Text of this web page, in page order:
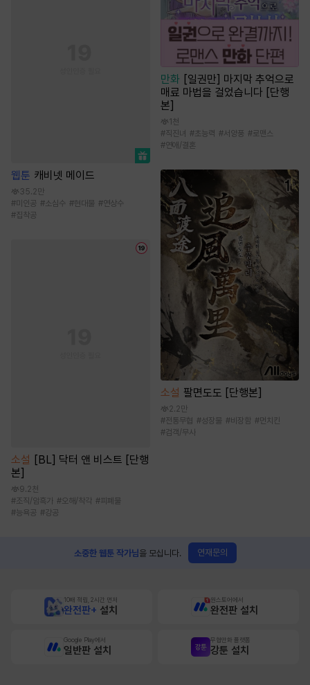
웹툰 캐비넷 메이드
35.2만
#미인공 #소심수 #현대물 #연상수
#집착공
소설
[BL] 닥터 앤 비스트 [단행
본]
9.2천
#조직/암흑가 #오해/착각 #피폐물
#능욕공 #강공
만화 [일권만] 마지막 추억으로
매료 마법을 걸었습니다 [단행
본]
1천
#직진녀 #초능력 #서양풍 #로맨스
#연애/결혼
소설 팔면도도 [단행본]
2.2만
#전통무협 #성장물 #비장함 #먼치킨
#검객/무사
소중한 웹툰 작가님을 모십니다. 연재문의
10배 적립, 2시간 먼저
완전판+ 설치
원스토어에서
완전판 설치
Google Play에서
일반판 설치
무협만화 플랫폼
강툰 설치